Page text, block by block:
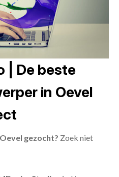
| De beste
in Oevel
gezocht? Zoek niet